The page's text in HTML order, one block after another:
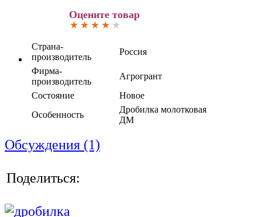
Оцените товар
Страна-
производитель
Россия
Фирма-
производитель
Агрогрант
Состояние
Новое
Особенность
Дробилка молотковая
ДМ
Обсуждения (1)
Поделиться: